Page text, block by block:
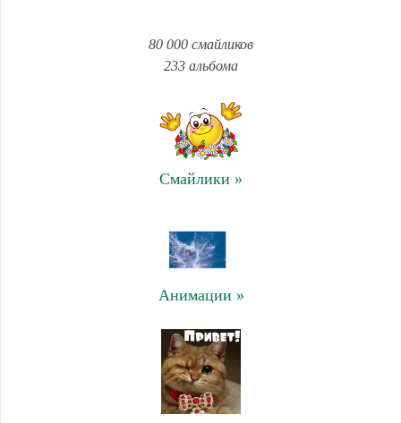
80 000 смайликов
233 альбома
Смайлики »
Анимации »